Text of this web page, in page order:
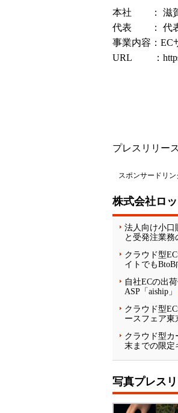
本社 ： 滋賀
代表 ： 代
事業内容：EC
URL ：
プレスリリー
スポンサードリン
株式会社ロ
法人向け小口
と受発注業務
クラウド型
イトでもBtoB
自社ECの出
ASP「aiship」
クラウド型
ースフェア東
クラウド型カ
末までの限定
写真プレス